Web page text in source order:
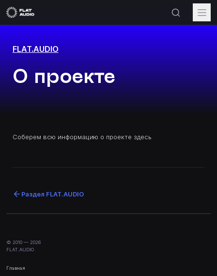
FLAT.AUDIO
О проекте
Соберем всю информацию о проекте здесь
Раздел FLAT.AUDIO
© 2010 — 2026
FLAT.AUDIO
Главная